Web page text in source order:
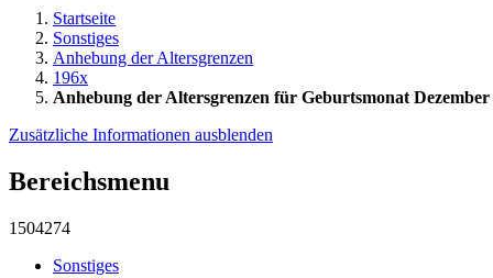
Startseite
Sonstiges
Anhebung der Altersgrenzen
196x
Anhebung der Altersgrenzen für Geburtsmonat Dezember
Zusätzliche Informationen ausblenden
Bereichsmenu
1504274
Sonstiges